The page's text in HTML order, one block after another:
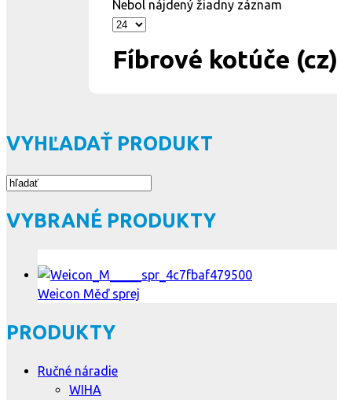
Nebol nájdený žiadny záznam
Fíbrové kotúče (cz)
VYHĽADAŤ PRODUKT
VYBRANÉ PRODUKTY
Weicon Měď sprej
PRODUKTY
Ručné náradie
WIHA